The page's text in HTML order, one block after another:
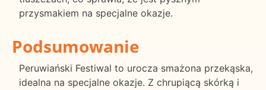
przysmakiem na specjalne okazje.
Podsumowanie
Peruwiański Festiwal to urocza smażona przekąska,
idealna na specjalne okazje. Z chrupiącą skórką i